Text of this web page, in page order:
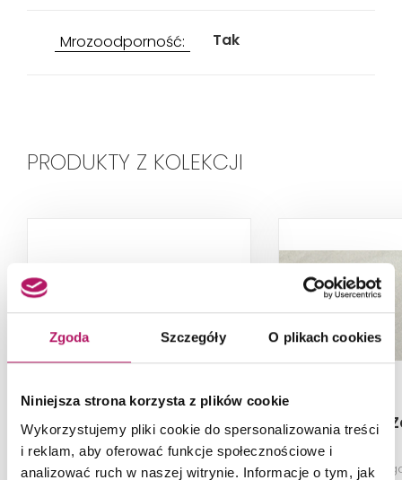
Zgoda Szczegóły O plikach cookies
Niniejsza strona korzysta z plików cookie
Wykorzystujemy pliki cookie do spersonalizowania treści
i reklam, aby oferować funkcje społecznościowe i
analizować ruch w naszej witrynie. Informacje o tym, jak
Mrozoodporność: Tak
PRODUKTY Z KOLEKCJI
Nowa Gala Zenith ZN 13
C-P-ZN 13
Płytka cokołowa, poler, 7,8x59,7
Nowa Gala
Płytka